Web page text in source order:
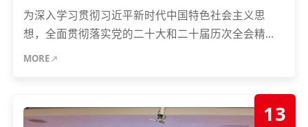
为深入学习贯彻习近平新时代中国特色社会主义思
想，全面贯彻落实党的二十大和二十届历次全会精
神，纵深推进全面从严治党，持续夯实基层党建工作
MORE
13